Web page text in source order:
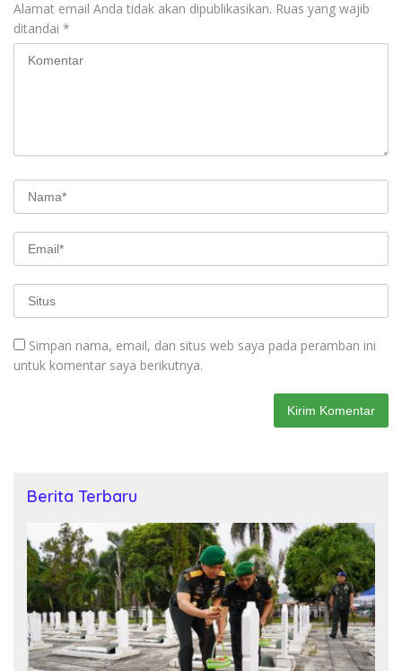
Alamat email Anda tidak akan dipublikasikan. Ruas yang wajib
ditandai *
Simpan nama, email, dan situs web saya pada peramban ini
untuk komentar saya berikutnya.
Berita Terbaru